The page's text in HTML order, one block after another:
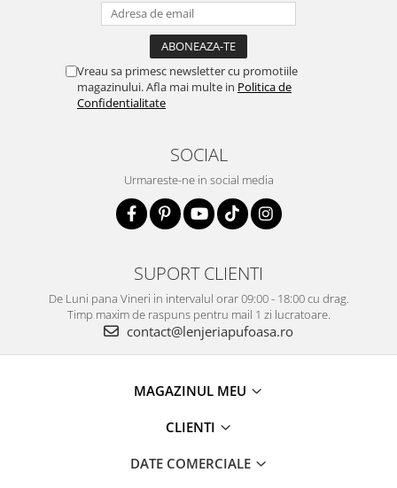
Vreau sa primesc newsletter cu promotiile
magazinului. Afla mai multe in Politica de
Confidentialitate
SOCIAL
Urmareste-ne in social media
SUPORT CLIENTI
De Luni pana Vineri in intervalul orar 09:00 - 18:00 cu drag.
Timp maxim de raspuns pentru mail 1 zi lucratoare.
contact@lenjeriapufoasa.ro
MAGAZINUL MEU
CLIENTI
DATE COMERCIALE